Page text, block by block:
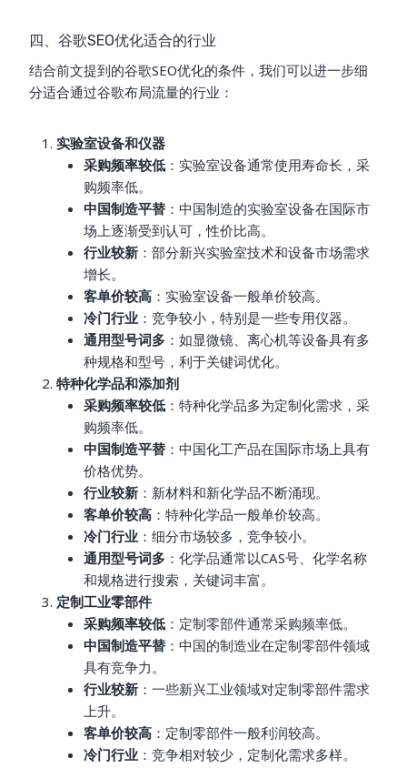
四、谷歌SEO优化适合的行业
结合前文提到的谷歌SEO优化的条件，我们可以进一步细
分适合通过谷歌布局流量的行业：
实验室设备和仪器
采购频率较低 ：实验室设备通常使用寿命长，采
购频率低。
中国制造平替 ：中国制造的实验室设备在国际市
场上逐渐受到认可，性价比高。
行业较新 ：部分新兴实验室技术和设备市场需求
增长。
客单价较高 ：实验室设备一般单价较高。
冷门行业 ：竞争较小，特别是一些专用仪器。
通用型号词多 ：如显微镜、离心机等设备具有多
种规格和型号，利于关键词优化。
特种化学品和添加剂
采购频率较低 ：特种化学品多为定制化需求，采
购频率低。
中国制造平替 ：中国化工产品在国际市场上具有
价格优势。
行业较新 ：新材料和新化学品不断涌现。
客单价较高 ：特种化学品一般单价较高。
冷门行业 ：细分市场较多，竞争较小。
通用型号词多 ：化学品通常以CAS号、化学名称
和规格进行搜索，关键词丰富。
定制工业零部件
采购频率较低 ：定制零部件通常采购频率低。
中国制造平替 ：中国的制造业在定制零部件领域
具有竞争力。
行业较新 ：一些新兴工业领域对定制零部件需求
上升。
客单价较高 ：定制零部件一般利润较高。
冷门行业 ：竞争相对较少，定制化需求多样。